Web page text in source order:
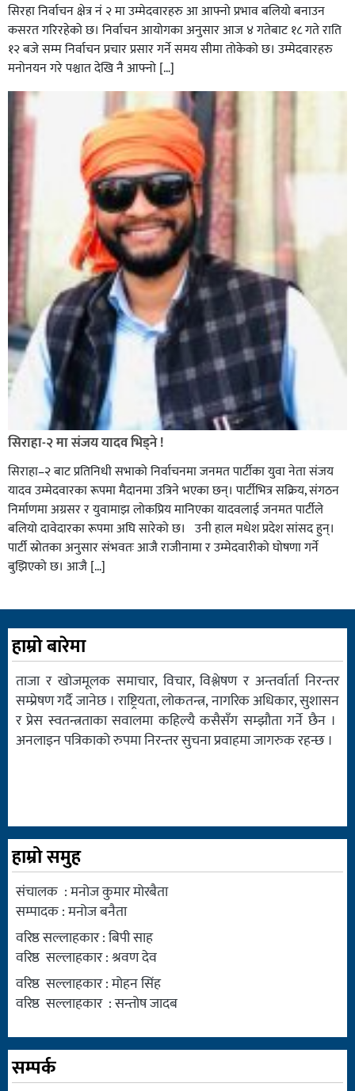
सिरहा निर्वाचन क्षेत्र नं २ मा उम्मेदवारहरु आ आफ्नो प्रभाव बलियो बनाउन
कसरत गरिरहेको छ। निर्वाचन आयोगका अनुसार आज ४ गतेबाट १८ गते राति
१२ बजे सम्म निर्वाचन प्रचार प्रसार गर्ने समय सीमा तोकेको छ। उम्मेदवारहरु
मनोनयन गरे पश्चात देखि नै आफ्नो […]
सिराहा-२ मा संजय यादव भिड्ने !
सिराहा–२ बाट प्रतिनिधी सभाको निर्वाचनमा जनमत पार्टीका युवा नेता संजय
यादव उम्मेदवारका रूपमा मैदानमा उत्रिने भएका छन्। पार्टीभित्र सक्रिय, संगठन
निर्माणमा अग्रसर र युवामाझ लोकप्रिय मानिएका यादवलाई जनमत पार्टीले
बलियो दावेदारका रूपमा अघि सारेको छ। उनी हाल मधेश प्रदेश सांसद हुन्।
पार्टी स्रोतका अनुसार संभवतः आजै राजीनामा र उम्मेदवारीको घोषणा गर्ने
बुझिएको छ। आजै […]
हाम्रो बारेमा
ताजा र खोजमूलक समाचार, विचार, विश्लेषण र अन्तर्वार्ता निरन्तर
सम्प्रेषण गर्दै जानेछ । राष्ट्रियता, लोकतन्त्र, नागरिक अधिकार, सुशासन
र प्रेस स्वतन्त्रताका सवालमा कहिल्यै कसैसँग सम्झौता गर्ने छैन ।
अनलाइन पत्रिकाको रुपमा निरन्तर सुचना प्रवाहमा जागरुक रहन्छ ।
हाम्रो समुह
संचालक : मनोज कुमार मोरबैता
सम्पादक : मनोज बनैता
वरिष्ठ सल्लाहकार : बिपी साह
वरिष्ठ सल्लाहकार : श्रवण देव
वरिष्ठ सल्लाहकार : मोहन सिंह
वरिष्ठ सल्लाहकार : सन्तोष जादब
सम्पर्क